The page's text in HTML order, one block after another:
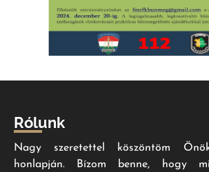
Rólunk
Nagy szeretettel köszöntöm
honlapján. Bízom benne, hogy